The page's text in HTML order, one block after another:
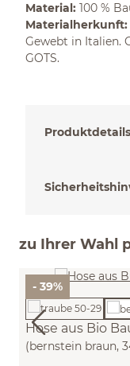
Material: 100 %
Materialherkunft:
Gewebt in Italien.
GOTS.
Produktdetails
zu Ihrer Wahl
- 39%
Hose aus Bio
(bernstein braun,